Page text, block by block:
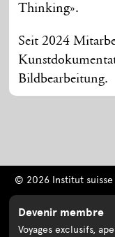
Thinking».
Seit 2024
Bildbearbeitung.
© 2026 Institut suisse
Devenir membre
Voyages exclusifs,